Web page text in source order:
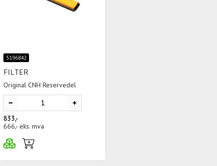
5196842
FILTER
Original CNH Reservedel
833,-
666,- eks. mva